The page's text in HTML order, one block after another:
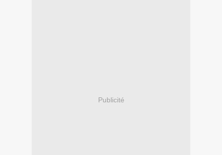
Publicité